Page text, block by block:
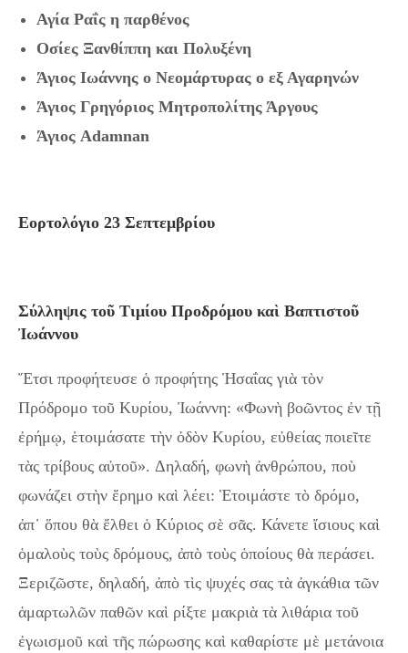
Αγία Ραΐς η παρθένος
Οσίες Ξανθίππη και Πολυξένη
Άγιος Ιωάννης ο Νεομάρτυρας ο εξ Αγαρηνών
Άγιος Γρηγόριος Μητροπολίτης Άργους
Άγιος Adamnan
Εορτολόγιο 23 Σεπτεμβρίου
Σύλληψις τοῦ Τιμίου Προδρόμου καὶ Βαπτιστοῦ
Ἰωάννου
Ἔτσι προφήτευσε ὁ προφήτης Ἡσαΐας γιὰ τὸν
Πρόδρομο τοῦ Κυρίου, Ἰωάννη: «Φωνὴ βοῶντος ἐν τῇ
ἐρήμῳ, ἑτοιμάσατε τὴν ὀδὸν Κυρίου, εὐθείας ποιεῖτε
τὰς τρίβους αὐτοῦ». Δηλαδή, φωνὴ ἀνθρώπου, ποὺ
φωνάζει στὴν ἔρημο καὶ λέει: Ἑτοιμάστε τὸ δρόμο,
ἀπ᾿ ὅπου θὰ ἔλθει ὁ Κύριος σὲ σᾶς. Κάνετε ἴσιους καὶ
ὁμαλοὺς τοὺς δρόμους, ἀπὸ τοὺς ὁποίους θὰ περάσει.
Ξεριζῶστε, δηλαδή, ἀπὸ τὶς ψυχές σας τὰ ἀγκάθια τῶν
ἁμαρτωλῶν παθῶν καὶ ρίξτε μακριὰ τὰ λιθάρια τοῦ
ἐγωισμοῦ καὶ τῆς πώρωσης καὶ καθαρίστε μὲ μετάνοια